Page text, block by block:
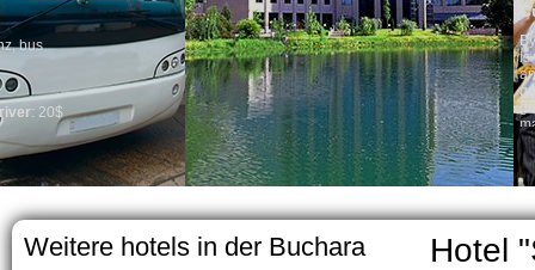
Culture of
By nature Uzbeks
is why migration
any influence on
general, the level
growth is very
marriages is
percentage of
in the world.
family is regarded
The usual Uzbek
rather big. On the
5-6 children.
Weitere hotels in der Buchara Hotel